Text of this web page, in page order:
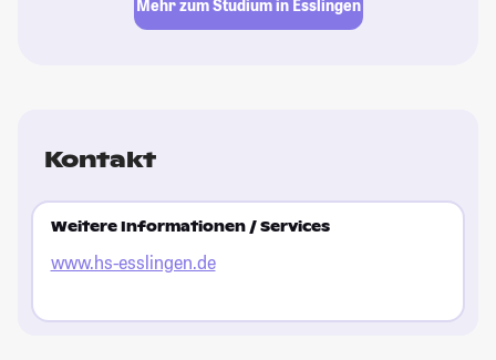
Mehr zum Studium in Esslingen
Kontakt
Weitere Informationen / Services
www.hs-esslingen.de